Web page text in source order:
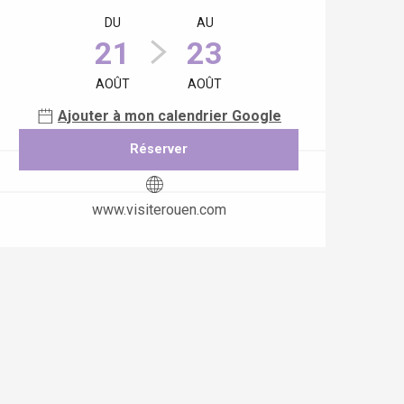
DU
21
AOÛT
AU
23
AOÛT
Ajouter à mon calendrier Google
Réserver
www.visiterouen.com